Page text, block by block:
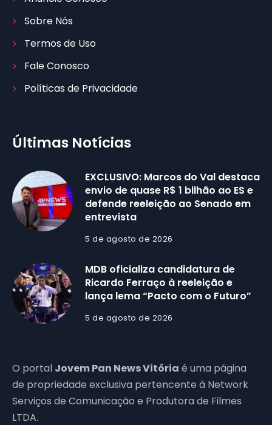
Sobre Nós
Termos de Uso
Fale Conosco
Políticas de Privacidade
Últimas Notícias
EXCLUSIVO: Marcos do Val destaca
envio de quase R$ 1 bilhão ao ES e
defende reeleição ao Senado em
entrevista
5 de agosto de 2026
MDB oficializa candidatura de
Ricardo Ferraço à reeleição e
lança lema “Pacto com o Futuro”
5 de agosto de 2026
O portal Jovem Pan News Vitória é uma página
de propriedade exclusiva pertencente à Network
Serviços de Comunicação e Produtora de Filmes
LTDA.